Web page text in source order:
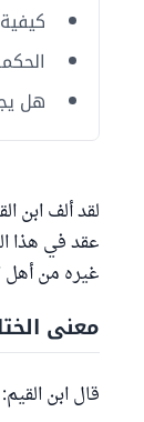
هل
لقد ألف ابن
عقد في هذا
غيره من أهل
معنى
قال ابن القيم: